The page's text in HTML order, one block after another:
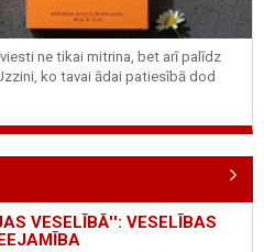
ne tikai mitrina, bet arī palīdz
ko tavai ādai patiesībā dod
VESELĪBĀ'': VESELĪBAS